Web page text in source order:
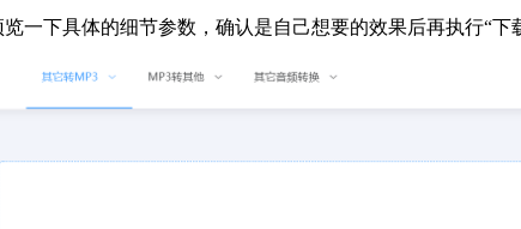
一下具体的细节参数，确认是自己想要的效果后再执行“下